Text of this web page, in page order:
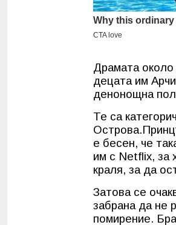
Драмата
децата им
денонощна
Те са
е бесен, че
им с Netflix, за
краля, за да
Затова се
забрана да не
помирение.